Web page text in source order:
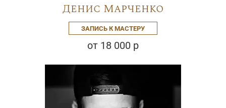
Денис Марченко
ЗАПИСЬ К МАСТЕРУ
от 18 000 р